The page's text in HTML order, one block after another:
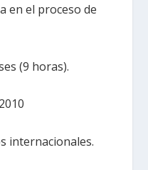
en el proceso de
(9 horas).
internacionales.